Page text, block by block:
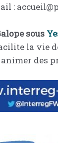
:
sous
la vie
des